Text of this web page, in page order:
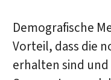
Demografische
Vorteil, dass die
erhalten sind und